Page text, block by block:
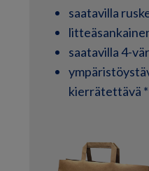
saatavilla
saatavilla 4-
kierrätettävä *